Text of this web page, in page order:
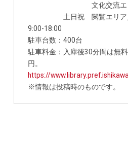
文化交流エリア
土日祝 閲覧エリア／
9:00-18:00
駐車台数：400台
駐車料金：入庫後30分間は無
円。
https://
※情報は投稿時のものです。